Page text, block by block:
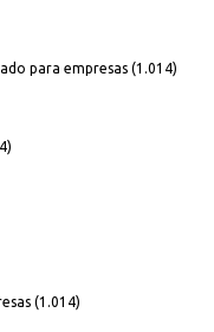
para empresas (1.014)
(1.014)